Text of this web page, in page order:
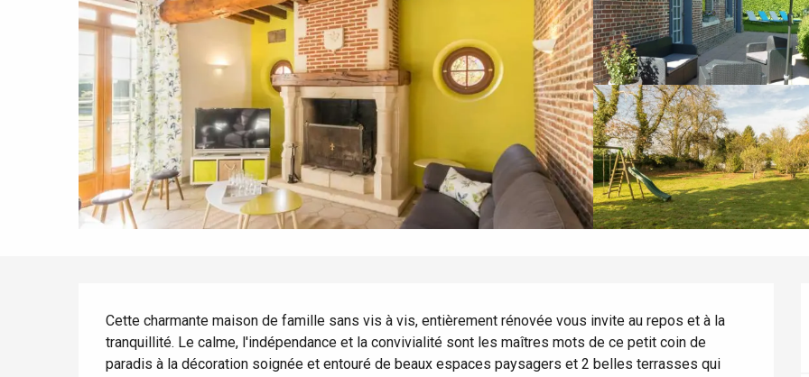
Tout l'agenda
Eté
Quand il pleut
Avec les enfants
Entre amis
Lieux branchés
Meilleurs brunch
Restaurants avec vue
Séjours en bord de
mer
Séjours en train
Séjours à vélo
Cette charmante maison de famille sans vis à vis, entièrement rénovée vous invite au repos et à la
tranquillité. Le calme, l'indépendance et la convivialité sont les maîtres mots de ce petit coin de
paradis à la décoration soignée et entouré de beaux espaces paysagers et 2 belles terrasses qui